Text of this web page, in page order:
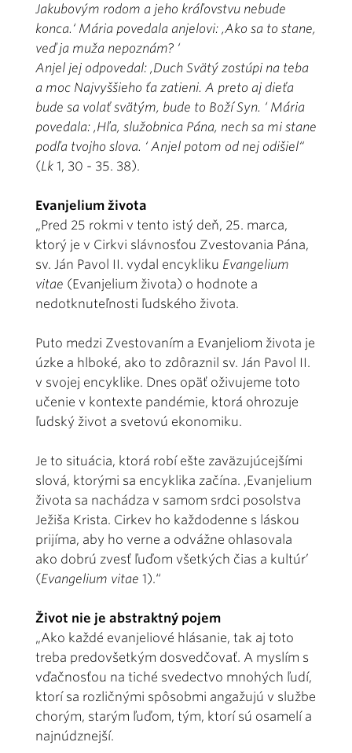
Jakubovým rodom a jeho kráľovstvu nebude
konca.‘ Mária povedala anjelovi: ‚Ako sa to stane,
veď ja muža nepoznám? ‘
Anjel jej odpovedal: ‚Duch Svätý zostúpi na teba
a moc Najvyššieho ťa zatieni. A preto aj dieťa
bude sa volať svätým, bude to Boží Syn. ‘ Mária
povedala: ‚Hľa, služobnica Pána, nech sa mi stane
podľa tvojho slova. ‘ Anjel potom od nej odišiel“
(Lk 1, 30 - 35. 38).
Evanjelium života
„Pred 25 rokmi v tento istý deň, 25. marca,
ktorý je v Cirkvi slávnosťou Zvestovania Pána,
sv. Ján Pavol II. vydal encykliku Evangelium
vitae (Evanjelium života) o hodnote a
nedotknuteľnosti ľudského života.
Puto medzi Zvestovaním a Evanjeliom života je
úzke a hlboké, ako to zdôraznil sv. Ján Pavol II.
v svojej encyklike. Dnes opäť oživujeme toto
učenie v kontexte pandémie, ktorá ohrozuje
ľudský život a svetovú ekonomiku.
Je to situácia, ktorá robí ešte zaväzujúcejšími
slová, ktorými sa encyklika začína. ,Evanjelium
života sa nachádza v samom srdci posolstva
Ježiša Krista. Cirkev ho každodenne s láskou
prijíma, aby ho verne a odvážne ohlasovala
ako dobrú zvesť ľuďom všetkých čias a kultúr’
(Evangelium vitae 1).“
Život nie je abstraktný pojem
„Ako každé evanjeliové hlásanie, tak aj toto
treba predovšetkým dosvedčovať. A myslím s
vďačnosťou na tiché svedectvo mnohých ľudí,
ktorí sa rozličnými spôsobmi angažujú v službe
chorým, starým ľuďom, tým, ktorí sú osamelí a
najnúdznejší.